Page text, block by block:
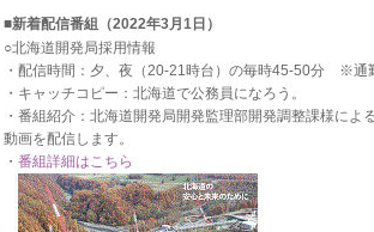
■新着配信番組（2022年3月1日）
○北海道開発局採用情報
・配信時間：夕、夜（20-21時台）の毎時45-50分 ※通
・キャッチコピー：北海道で公務員になろう。
・番組紹介：北海道開発局開発監理部開発調整課様に
動画を配信します。
・ 番組詳細はこちら